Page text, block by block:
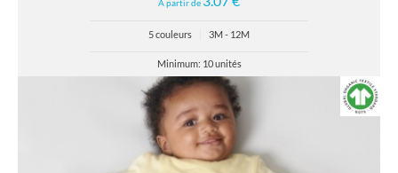
À partir de
5 couleurs 3M - 12M
Minimum: 10 unités